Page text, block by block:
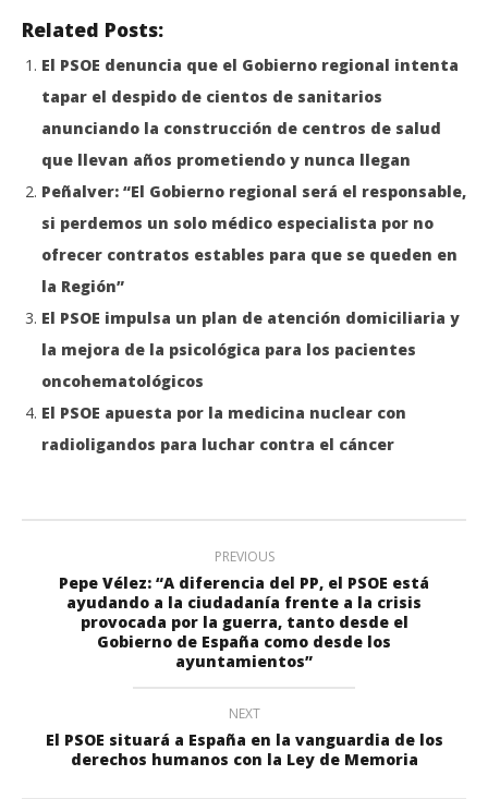
Related Posts:
El PSOE denuncia que el Gobierno regional intenta
tapar el despido de cientos de sanitarios
anunciando la construcción de centros de salud
que llevan años prometiendo y nunca llegan
Peñalver: “El Gobierno regional será el responsable,
si perdemos un solo médico especialista por no
ofrecer contratos estables para que se queden en
la Región”
El PSOE impulsa un plan de atención domiciliaria y
la mejora de la psicológica para los pacientes
oncohematológicos
El PSOE apuesta por la medicina nuclear con
radioligandos para luchar contra el cáncer
PREVIOUS
Pepe Vélez: “A diferencia del PP, el PSOE está
ayudando a la ciudadanía frente a la crisis
provocada por la guerra, tanto desde el
Gobierno de España como desde los
ayuntamientos”
NEXT
El PSOE situará a España en la vanguardia de los
derechos humanos con la Ley de Memoria